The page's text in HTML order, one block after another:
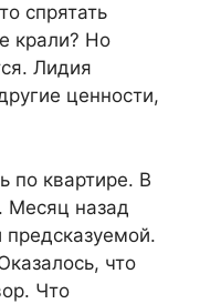
спрятать
крали? Но
Лидия
ценности,
по квартире. В
Месяц назад
предсказуемой.
что
Что